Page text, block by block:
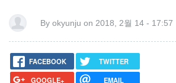
By okyunju on 2018, 2월 14 - 17:57
FACEBOOK
TWITTER
GOOGLE+
EMAIL